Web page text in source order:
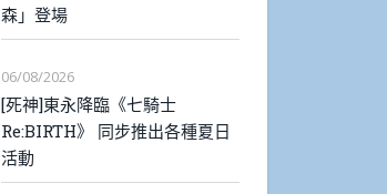
森」登場
06/08/2026
[死神]東永降臨《七騎士
Re:BIRTH》 同步推出各種夏日
活動